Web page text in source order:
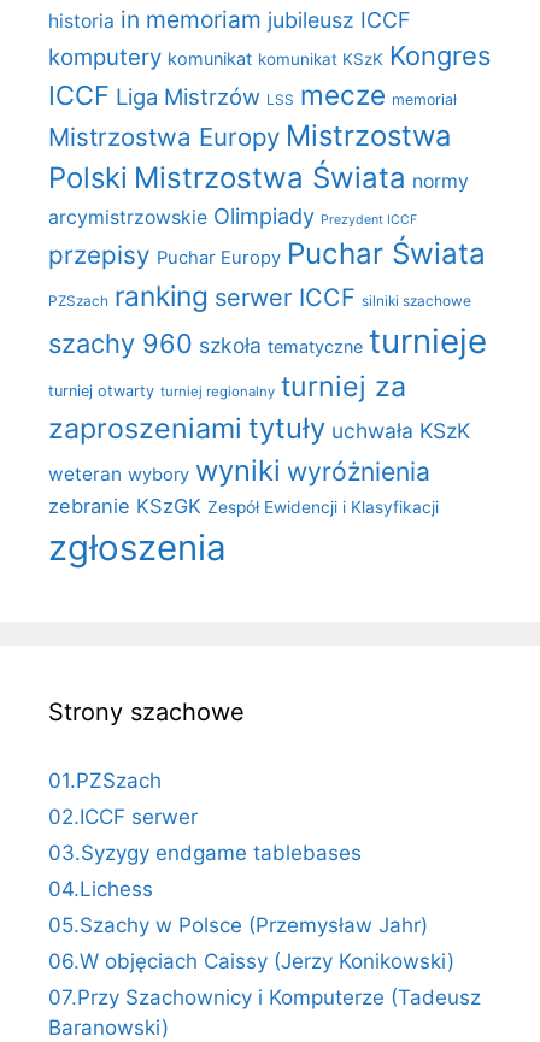
historia in memoriam jubileusz ICCF
komputery komunikat komunikat KSzK Kongres
ICCF Liga Mistrzów LSS mecze memoriał
Mistrzostwa Europy Mistrzostwa
Polski Mistrzostwa Świata normy
arcymistrzowskie Olimpiady Prezydent ICCF
przepisy Puchar Europy Puchar Świata
PZSzach ranking serwer ICCF silniki szachowe
szachy 960 szkoła tematyczne turnieje
turniej otwarty turniej regionalny turniej za
zaproszeniami tytuły uchwała KSzK
weteran wybory wyniki wyróżnienia
zebranie KSzGK Zespół Ewidencji i Klasyfikacji
zgłoszenia
Strony szachowe
01.PZSzach
02.ICCF serwer
03.Syzygy endgame tablebases
04.Lichess
05.Szachy w Polsce (Przemysław Jahr)
06.W objęciach Caissy (Jerzy Konikowski)
07.Przy Szachownicy i Komputerze (Tadeusz
Baranowski)